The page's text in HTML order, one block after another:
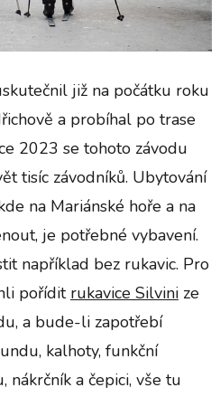
již na počátku roku
a probíhal po trase
2023 se tohoto závodu
tisíc závodníků. Ubytování
na Mariánské hoře a na
je potřebné vybavení.
například bez rukavic. Pro
pořídit rukavice Silvinize
a bude-li zapotřebí
kalhoty, funkční
nákrčník a čepici, vše tu